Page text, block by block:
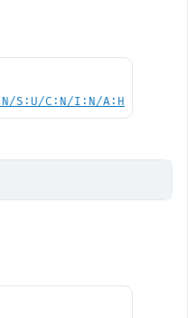
S:U/C:N/I:N/A:H